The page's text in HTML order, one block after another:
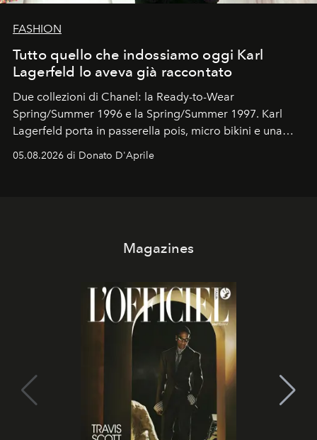
FASHION
Tutto quello che indossiamo oggi Karl
Lagerfeld lo aveva già raccontato
Due collezioni di Chanel: la Ready-to-Wear
Spring/Summer 1996 e la Spring/Summer 1997. Karl
Lagerfeld porta in passerella pois, micro bikini e una
Kate, Claudia e Carla una dietro l'altra. Trent'anni dopo,
05.08.2026 di Donato D'Aprile
Magazines